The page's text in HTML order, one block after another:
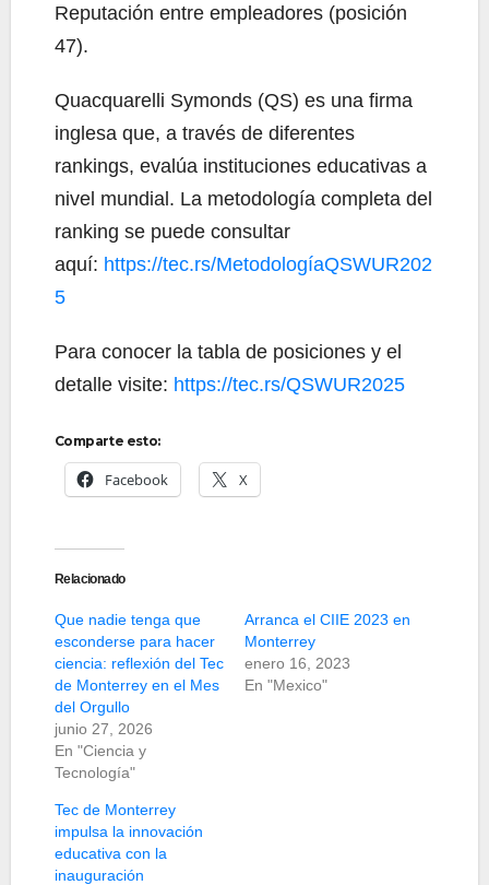
Reputación entre empleadores (posición
47).
Quacquarelli Symonds (QS) es una firma
inglesa que, a través de diferentes
rankings, evalúa instituciones educativas a
nivel mundial. La metodología completa del
ranking se puede consultar
aquí: https://tec.rs/MetodologíaQSWUR202
5
Para conocer la tabla de posiciones y el
detalle visite: https://tec.rs/QSWUR2025
Comparte esto:
Facebook X
Relacionado
Que nadie tenga que
esconderse para hacer
ciencia: reflexión del Tec
de Monterrey en el Mes
del Orgullo
junio 27, 2026
En "Ciencia y
Tecnología"
Arranca el CIIE 2023 en
Monterrey
enero 16, 2023
En "Mexico"
Tec de Monterrey
impulsa la innovación
educativa con la
inauguración